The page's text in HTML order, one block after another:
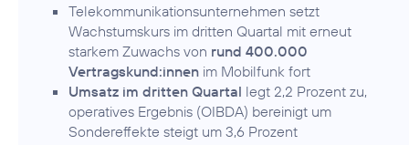
Telekommunikationsunternehmen setzt
Wachstumskurs im dritten Quartal mit erneut
starkem Zuwachs von rund 400.000
Vertragskund:innen im Mobilfunk fort
Umsatz im dritten Quartal legt 2,2 Prozent zu,
operatives Ergebnis (OIBDA) bereinigt um
Sondereffekte steigt um 3,6 Prozent